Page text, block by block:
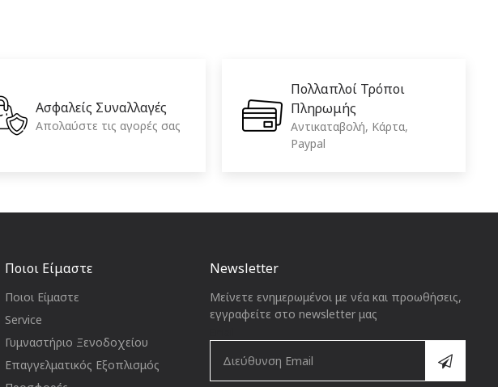
Ασφαλείς Συναλλαγές
Απολαύστε τις αγορές σας
Πολλαπλοί Τρόποι
Πληρωμής
Aντικαταβολή, Κάρτα,
Paypal
Ποιοι Είμαστε
Ποιοι Είμαστε
Service
Γυμναστήριο Ξενοδοχείου
Επαγγελματικός Εξοπλισμός
Newsletter
Μείνετε ενημερωμένοι με νέα και προωθήσεις,
εγγραφείτε στο newsletter μας